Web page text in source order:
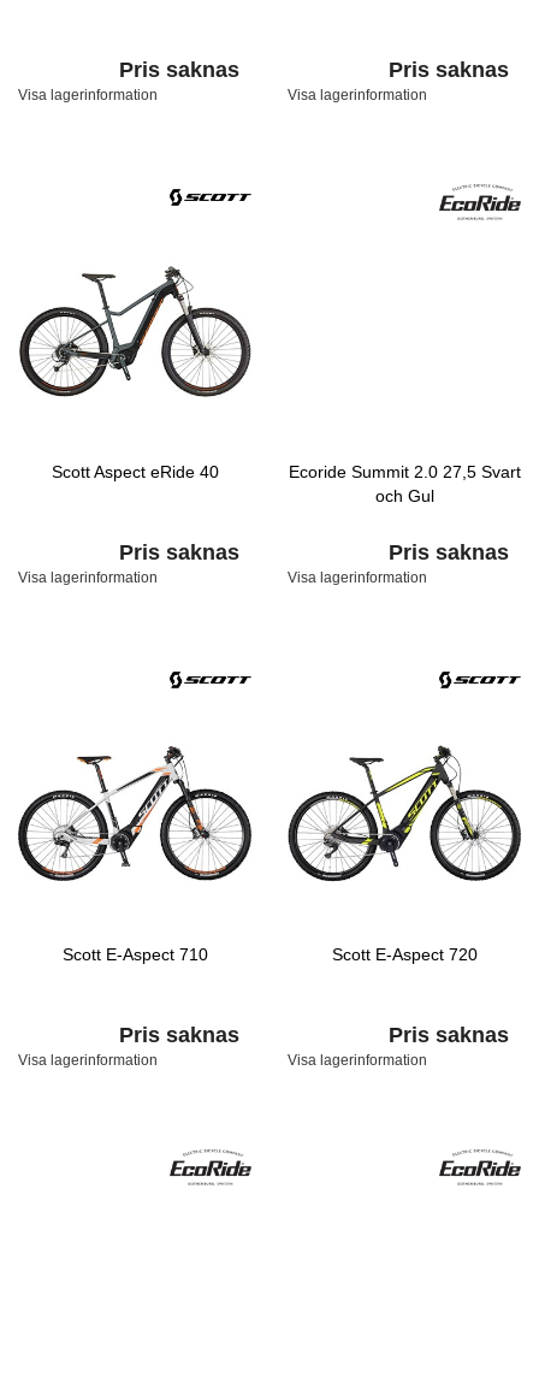
Pris saknas
Visa lagerinformation
Pris saknas
Visa lagerinformation
Scott Aspect eRide 40
Pris saknas
Visa lagerinformation
Ecoride Summit 2.0 27,5 Svart
och Gul
Pris saknas
Visa lagerinformation
Scott E-Aspect 710
Pris saknas
Visa lagerinformation
Scott E-Aspect 720
Pris saknas
Visa lagerinformation